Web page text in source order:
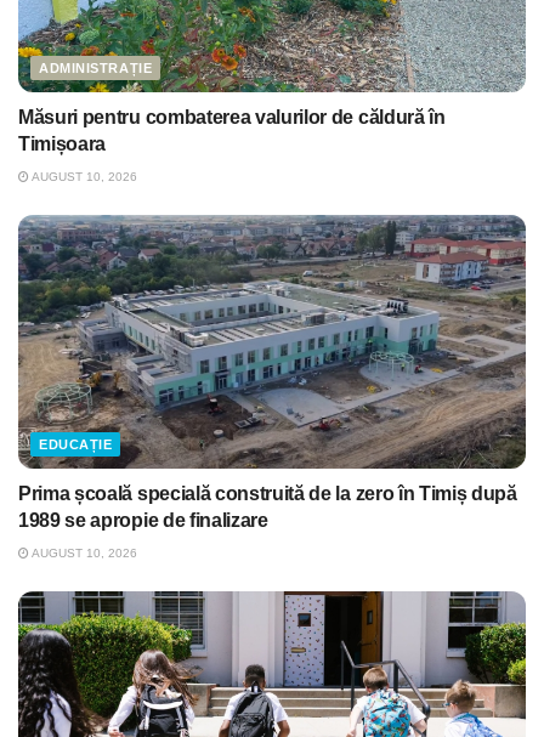
ADMINISTRAȚIE
Măsuri pentru combaterea valurilor de căldură în
Timișoara
AUGUST 10, 2026
EDUCAȚIE
Prima școală specială construită de la zero în Timiș după
1989 se apropie de finalizare
AUGUST 10, 2026